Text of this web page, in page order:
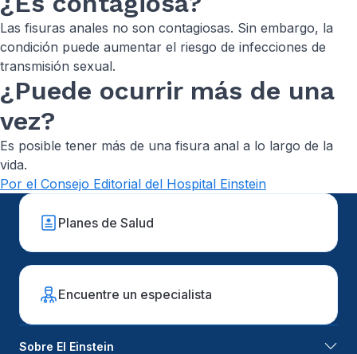
Las fisuras anales no son contagiosas. Sin embargo, la
condición puede aumentar el riesgo de infecciones de
transmisión sexual.
¿Puede ocurrir más de una
vez?
Es posible tener más de una fisura anal a lo largo de la
vida.
Por el Consejo Editorial del Hospital Einstein
Planes de Salud
Encuentre un especialista
Sobre El Einstein